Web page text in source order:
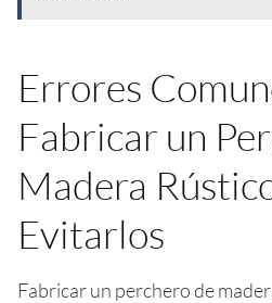
Errores
Fabricar un
Madera
Evitarlos
Fabricar un perchero de